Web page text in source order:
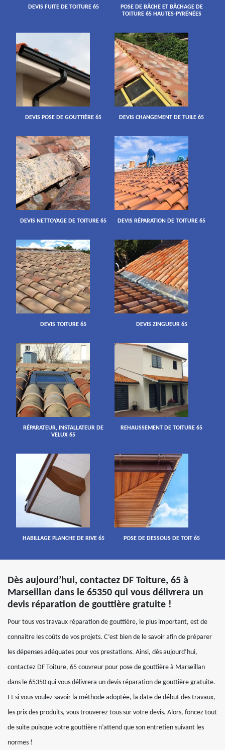
DEVIS FUITE DE TOITURE 65
POSE DE BÂCHE ET BÂCHAGE DE
TOITURE 65 HAUTES-PYRÉNÉES
DEVIS POSE DE GOUTTIÈRE 65 DEVIS CHANGEMENT DE TUILE 65
DEVIS NETTOYAGE DE TOITURE 65 DEVIS RÉPARATION DE TOITURE 65
DEVIS TOITURE 65 DEVIS ZINGUEUR 65
RÉPARATEUR, INSTALLATEUR DE
VELUX 65
REHAUSSEMENT DE TOITURE 65
HABILLAGE PLANCHE DE RIVE 65 POSE DE DESSOUS DE TOIT 65
Dès aujourd’hui, contactez DF Toiture, 65 à
Marseillan dans le 65350 qui vous délivrera un
devis réparation de gouttière gratuite !
Pour tous vos travaux réparation de gouttière, le plus important, est de
connaitre les coûts de vos projets. C’est bien de le savoir afin de préparer
les dépenses adéquates pour vos prestations. Ainsi, dès aujourd’hui,
contactez DF Toiture, 65 couvreur pour pose de gouttière à Marseillan
dans le 65350 qui vous délivrera un devis réparation de gouttière gratuite.
Et si vous voulez savoir la méthode adoptée, la date de début des travaux,
les prix des produits, vous trouverez tous sur votre devis. Alors, foncez tout
de suite puisque votre gouttière n’attend que son entretien suivant les
normes !